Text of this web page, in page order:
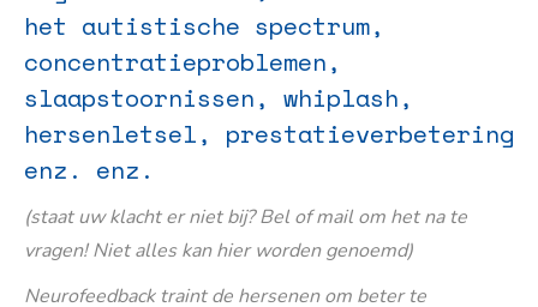
het autistische spectrum,
concentratieproblemen,
slaapstoornissen, whiplash,
hersenletsel, prestatieverbetering
enz. enz.
(staat uw klacht er niet bij? Bel of mail om het na te
vragen! Niet alles kan hier worden genoemd)
Neurofeedback traint de hersenen om beter te